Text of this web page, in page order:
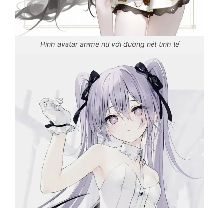
Hình avatar anime nữ với đường nét tinh tế